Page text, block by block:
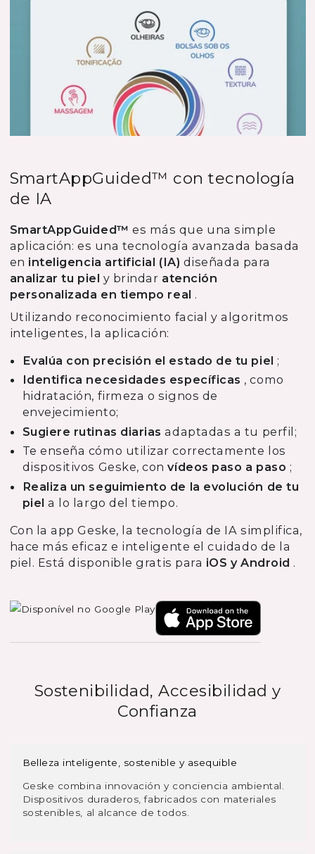
SmartAppGuided™ con tecnología
de IA
SmartAppGuided™ es más que una simple
aplicación: es una tecnología avanzada basada
en inteligencia artificial (IA) diseñada para
analizar tu piel y brindar atención
personalizada en tiempo real .
Utilizando reconocimiento facial y algoritmos
inteligentes, la aplicación:
Evalúa con precisión el estado de tu piel ;
Identifica necesidades específicas , como
hidratación, firmeza o signos de
envejecimiento;
Sugiere rutinas diarias adaptadas a tu perfil;
Te enseña cómo utilizar correctamente los
dispositivos Geske, convídeos paso a paso ;
Realiza un seguimiento de la evolución de tu
piel a lo largo del tiempo.
Con la app Geske, la tecnología de IA simplifica,
hace más eficaz e inteligente el cuidado de la
piel. Está disponible gratis para iOS y Android .
Sostenibilidad, Accesibilidad y
Confianza
Belleza inteligente, sostenible y asequible
Geske combina innovación y conciencia ambiental.
Dispositivos duraderos, fabricados con materiales
sostenibles, al alcance de todos.